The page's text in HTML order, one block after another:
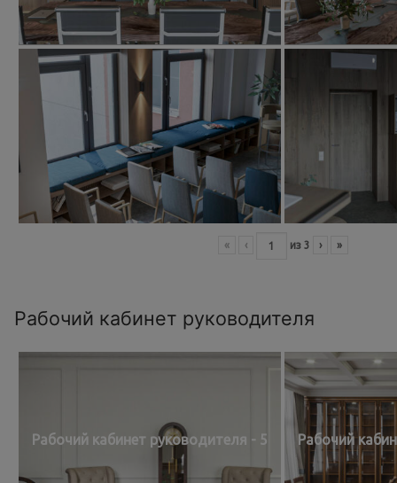
« ‹ из 3 › »
Рабочий кабинет руководителя
Рабочий кабинет руководителя - 5 Рабочий